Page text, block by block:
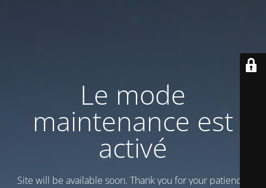
Le mode
maintenance est
activé
Site will be available soon. Thank you for your patience!